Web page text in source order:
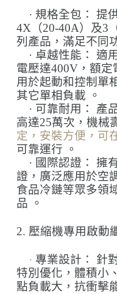
· 規格全包： 提
4X （20-40A）及3
列產品，滿足不同
· 卓越性能： 適
電壓達400V，額定
用於起動和控制單
其它單相負載 。
· 可靠耐用：
產
高達25萬次，機械
定，安裝方便，可
可靠運行 。
· 國際認證： 擁
證， 廣泛應用於空
食品冷鏈等眾多領
品 。
2. 壓縮機專用啟動
· 專業設計：
針
特別優化，體積小
點負載大，抗衝擊